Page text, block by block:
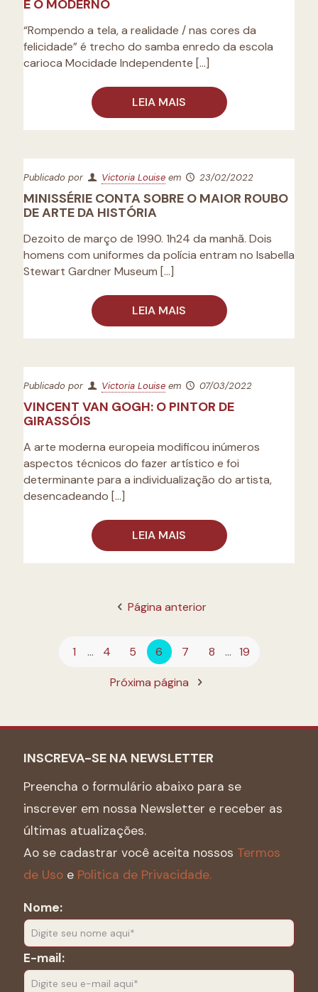
E O MODERNO
“Rompendo a tela, a realidade / nas cores da
felicidade” é trecho do samba enredo da escola
carioca Mocidade Independente […]
LEIA MAIS
Publicado por Victoria Louise em 23/02/2022
MINISSÉRIE CONTA SOBRE O MAIOR ROUBO
DE ARTE DA HISTÓRIA
Dezoito de março de 1990. 1h24 da manhã. Dois
homens com uniformes da polícia entram no Isabella
Stewart Gardner Museum […]
LEIA MAIS
Publicado por Victoria Louise em 07/03/2022
VINCENT VAN GOGH: O PINTOR DE
GIRASSÓIS
A arte moderna europeia modificou inúmeros
aspectos técnicos do fazer artístico e foi
determinante para a individualização do artista,
desencadeando […]
LEIA MAIS
Página anterior
1 ... 4 5 6 7 8 ... 19
Próxima página
INSCREVA-SE NA NEWSLETTER
Preencha o formulário abaixo para se
inscrever em nossa Newsletter e receber as
últimas atualizações.
Ao se cadastrar você aceita nossos Termos
de Uso e Politica de Privacidade.
Nome:
E-mail: